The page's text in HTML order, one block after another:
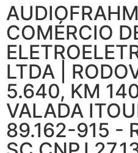
COMÉRCIO
LTDA |
5.640, KM
VALADA
89.162-915 -